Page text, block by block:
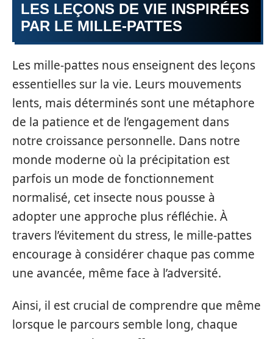
LES LEÇONS DE VIE INSPIRÉES
PAR LE MILLE-PATTES
Les mille-pattes nous enseignent des leçons
essentielles sur la vie. Leurs mouvements
lents, mais déterminés sont une métaphore
de la patience et de l’engagement dans
notre croissance personnelle. Dans notre
monde moderne où la précipitation est
parfois un mode de fonctionnement
normalisé, cet insecte nous pousse à
adopter une approche plus réfléchie. À
travers l’évitement du stress, le mille-pattes
encourage à considérer chaque pas comme
une avancée, même face à l’adversité.
Ainsi, il est crucial de comprendre que même
lorsque le parcours semble long, chaque